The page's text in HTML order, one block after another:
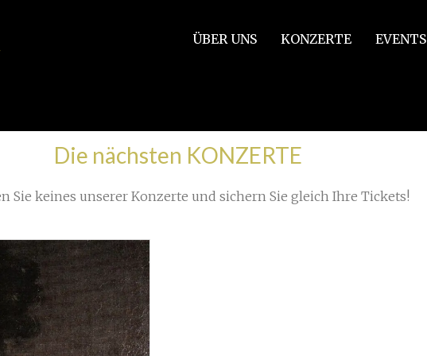
ÜBER UNS KONZERTE EVENTS
Die nächsten KONZERTE
Sie keines unserer Konzerte und sichern Sie gleich Ihre Tickets!